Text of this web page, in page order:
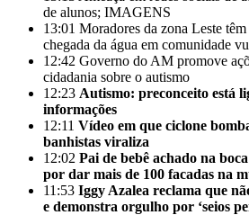
de alunos; IMAGENS
13:01 Moradores da zona Leste
chegada da água em comunidade
12:42 Governo do AM promove
cidadania sobre o autismo
12:23 Autismo: preconceito está
informações
12:11 Vídeo em que ciclone
banhistas viraliza
12:02 Pai de bebê achado na
por dar mais de 100 facadas na
11:53 Iggy Azalea reclama que
e demonstra orgulho por ‘seios